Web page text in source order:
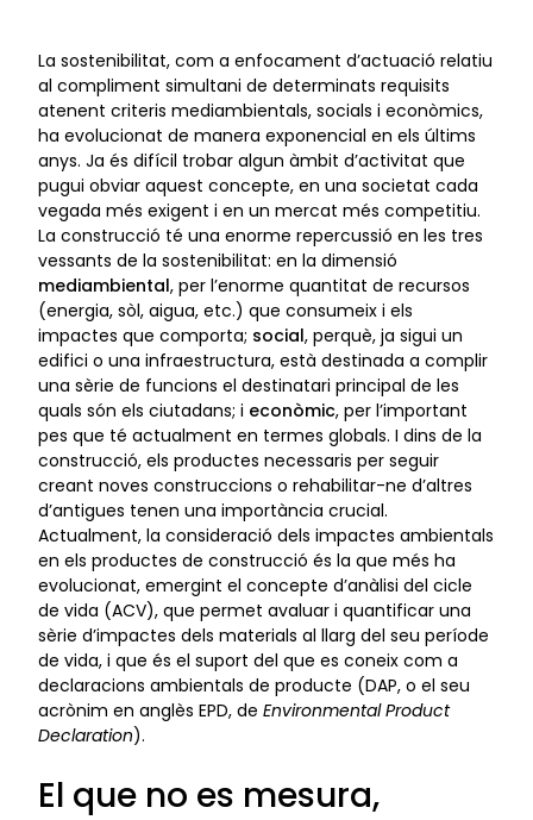
La sostenibilitat, com a enfocament d’actuació relatiu
al compliment simultani de determinats requisits
atenent criteris mediambientals, socials i econòmics,
ha evolucionat de manera exponencial en els últims
anys. Ja és difícil trobar algun àmbit d’activitat que
pugui obviar aquest concepte, en una societat cada
vegada més exigent i en un mercat més competitiu.
La construcció té una enorme repercussió en les tres
vessants de la sostenibilitat: en la dimensió
mediambiental, per l’enorme quantitat de recursos
(energia, sòl, aigua, etc.) que consumeix i els
impactes que comporta; social, perquè, ja sigui un
edifici o una infraestructura, està destinada a complir
una sèrie de funcions el destinatari principal de les
quals són els ciutadans; i econòmic, per l’important
pes que té actualment en termes globals. I dins de la
construcció, els productes necessaris per seguir
creant noves construccions o rehabilitar-ne d’altres
d’antigues tenen una importància crucial.
Actualment, la consideració dels impactes ambientals
en els productes de construcció és la que més ha
evolucionat, emergint el concepte d’anàlisi del cicle
de vida (ACV), que permet avaluar i quantificar una
sèrie d’impactes dels materials al llarg del seu període
de vida, i que és el suport del que es coneix com a
declaracions ambientals de producte (DAP, o el seu
acrònim en anglès EPD, de Environmental Product
Declaration).
El que no es mesura,